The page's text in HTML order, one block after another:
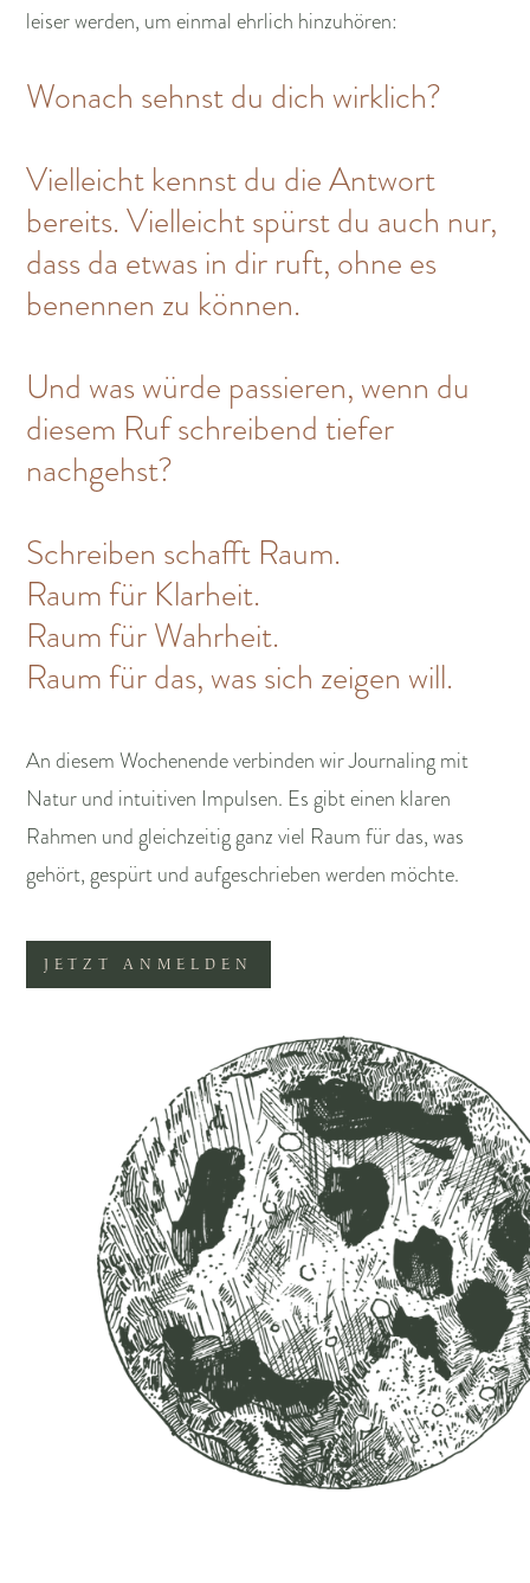
leiser werden, um einmal ehrlich hinzuhören:
Wonach sehnst du dich wirklich?
Vielleicht kennst du die Antwort
bereits. Vielleicht spürst du auch nur,
dass da etwas in dir ruft, ohne es
benennen zu können.
Und was würde passieren, wenn du
diesem Ruf schreibend tiefer
nachgehst?
Schreiben schafft Raum.
Raum für Klarheit.
Raum für Wahrheit.
Raum für das, was sich zeigen will.
An diesem Wochenende verbinden wir Journaling mit
Natur und intuitiven Impulsen. Es gibt einen klaren
Rahmen und gleichzeitig ganz viel Raum für das, was
gehört, gespürt und aufgeschrieben werden möchte.
JETZT ANMELDEN